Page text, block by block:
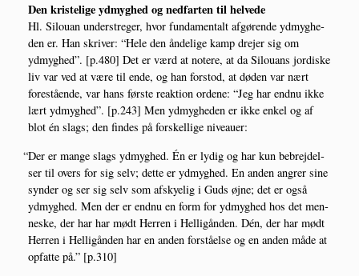
Den kri­ste­li­ge ydmyg­hed og ned­far­ten til helvede
Hl. Silou­an under­stre­ger, hvor fun­da­men­talt afgø­ren­de ydmyg­he­
den er. Han skri­ver: “Hele den ånde­li­ge kamp dre­jer sig om
ydmyg­hed”. [p.480] Det er værd at note­re, at da Silou­ans jor­di­ske
liv var ved at være til ende, og han for­stod, at døden var nært
fore­stå­en­de, var hans før­ste reak­tion orde­ne: “Jeg har end­nu ikke
lært ydmyg­hed”. [p.243] Men ydmyg­he­den er ikke enkel og af
blot én slags; den fin­des på for­skel­li­ge niveauer:
“Der er man­ge slags ydmyg­hed. Én er lydig og har kun bebrej­del­
ser til overs for sig selv; det­te er ydmyg­hed. En anden angrer sine
syn­der og ser sig selv som afsky­e­lig i Guds øjne; det er også
ydmyg­hed. Men der er end­nu en form for ydmyg­hed hos det men­
ne­ske, der har har mødt Her­ren i Hel­li­gån­den. Dén, der har mødt
Her­ren i Hel­li­gån­den har en anden for­stå­el­se og en anden måde at
opfat­te på.” [p.310]